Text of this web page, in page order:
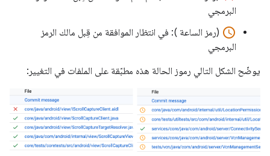
البرمجي
access_time (رمز الساعة ): في انتظار الموافقة من قِبل مالك الرمز
البرمجي
يوضّح الشكل التالي رموز الحالة هذه مطبّقة على الملفات في التغيير: